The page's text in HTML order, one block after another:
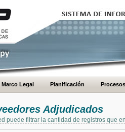
Marco Legal Planificación Procesos
Adjudicados
puede filtrar la cantidad de registros que